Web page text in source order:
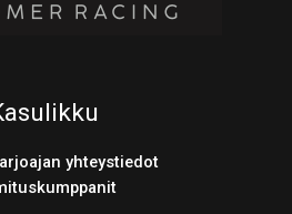
yhteystiedot